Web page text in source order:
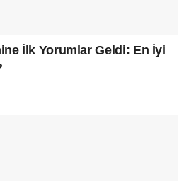
İlk Yorumlar Geldi: En İyi